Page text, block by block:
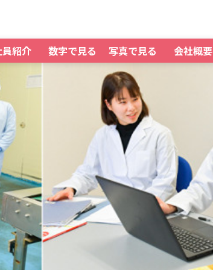
紹介 数字で見る 写真で見る 会社概要